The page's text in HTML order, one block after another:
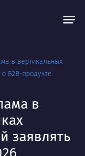
в вертикальных
B2B-продукте
в
заявлять